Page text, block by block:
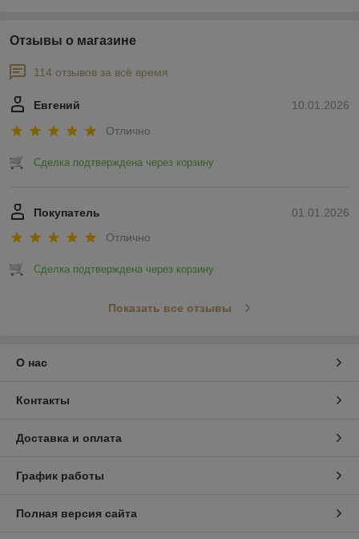
Отзывы о магазине
114 отзывов за всё время
10.01.2026
Евгений
Отлично
Сделка подтверждена через корзину
01.01.2026
Покупатель
Отлично
Сделка подтверждена через корзину
Показать все отзывы
О нас
Контакты
Доставка и оплата
График работы
Полная версия сайта